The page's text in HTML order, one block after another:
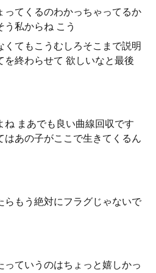
ってくるのわかっちゃってるか
う私からね こう
くてもこうむしろそこまで説明
を終わらせて 欲しいなと最後
ね まあでも良い曲線回収です
はあの子がここで生きてくるん
らもう絶対にフラグじゃないで
っていうのはちょっと嬉しかっ